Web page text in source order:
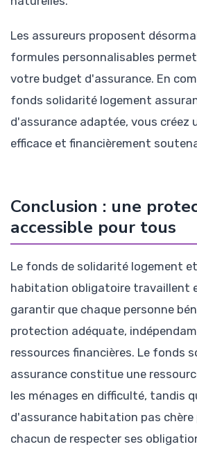
Les assureurs proposent
formules personnalisables
votre budget d'assurance. En
fonds solidarité logement
d'assurance adaptée, vous créez
efficace et financièrement
Conclusion : une
accessible pour tous
Le fonds de solidarité logement
habitation obligatoire travaillent
garantir que chaque personne
protection adéquate,
ressources financières. Le fonds
assurance constitue une
les ménages en difficulté, tandis
d'assurance habitation pas
chacun de respecter ses